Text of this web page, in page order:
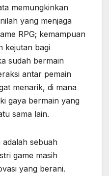
memungkinkan
yang menjaga
RPG; kemampuan
kejutan bagi
sudah bermain
antar pemain
menarik, di mana
gaya bermain yang
sama lain.
adalah sebuah
game masih
yang berani.